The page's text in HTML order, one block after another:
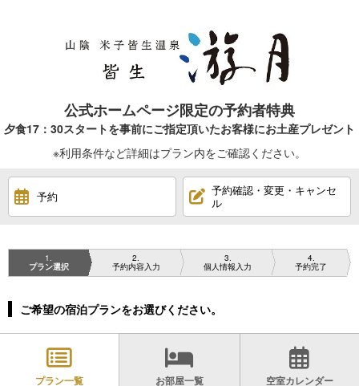
公式ホームページ限定の予約者特典
夕食17：30スタートを事前にご指定頂いたお客様にお土産プレゼント
※利用条件など詳細はプラン内をご確認ください。
予約
予約確認・変更・キャンセ
ル
1
プラン選択
2
予約内容入力
3
個人情報入力
4
予約完了
ご希望の宿泊プランをお選びください。
プラン一覧 お部屋一覧 空室カレンダー